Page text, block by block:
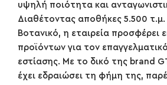
υψηλή ποιότητα και
Διαθέτοντας αποθήκες 5.500 τ.μ.
Βοτανικό, η εταιρεία προσφέρει
προϊόντων για τον
εστίασης. Με το δικό της brand
έχει εδραιώσει τη φήμη της,